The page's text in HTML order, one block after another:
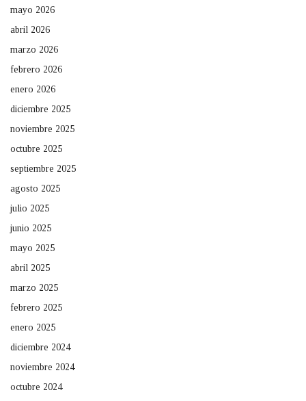
mayo 2026
abril 2026
marzo 2026
febrero 2026
enero 2026
diciembre 2025
noviembre 2025
octubre 2025
septiembre 2025
agosto 2025
julio 2025
junio 2025
mayo 2025
abril 2025
marzo 2025
febrero 2025
enero 2025
diciembre 2024
noviembre 2024
octubre 2024